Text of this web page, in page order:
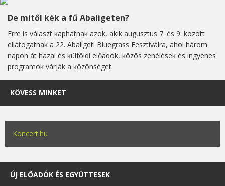
De mitől kék a fű Abaligeten?
Erre is választ kaphatnak azok, akik augusztus 7. és 9. között
ellátogatnak a 22. Abaligeti Bluegrass Fesztiválra, ahol három
napon át hazai és külföldi előadók, közös zenélések és ingyenes
programok várják a közönséget.
KÖVESS MINKET
Koncert.hu
ÚJ ELŐADÓK ÉS EGYÜTTESEK